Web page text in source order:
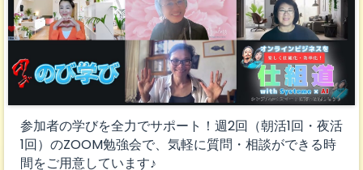
参加者の学びを全力でサポート！週2回（朝活1回・夜活
1回）のZOOM勉強会で、気軽に質問・相談ができる時
間をご用意しています♪